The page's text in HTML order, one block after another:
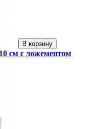
В корзину
см с ложементом